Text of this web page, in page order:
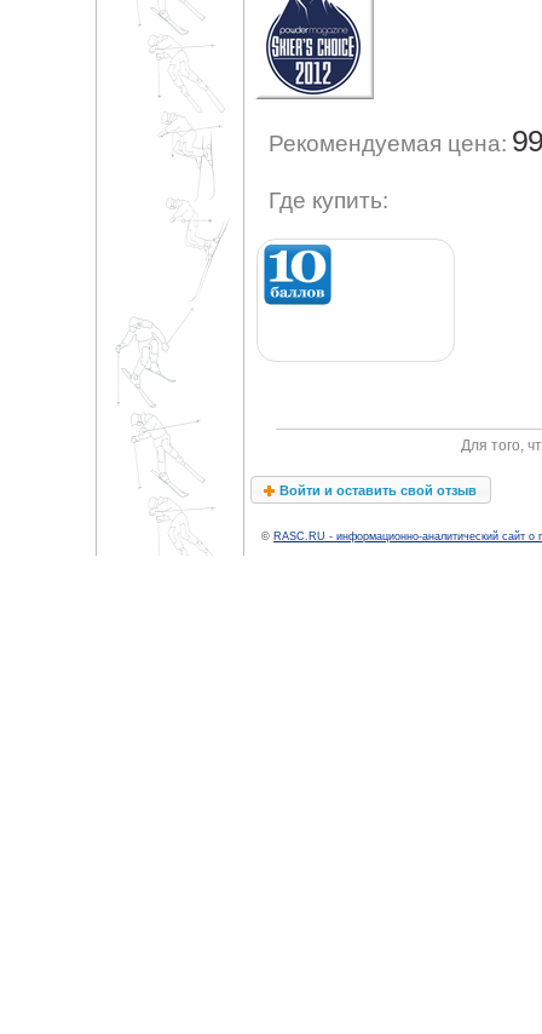
Рекомендуемая цена:
Где купить:
Для того,
Войти и оставить свой отзыв
© RASC.RU - информационно-аналитический сайт о